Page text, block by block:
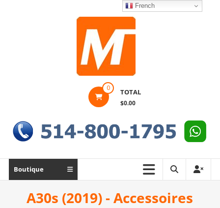
et
vente
Ordinateur,
cellulaire
électronique
0 TOTAL
$0.00
Boutique
A30s (2019) - Accessoires
French